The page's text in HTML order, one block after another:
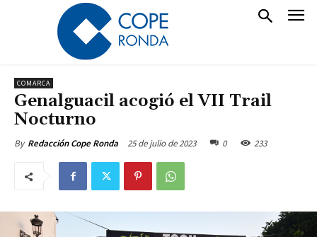
COMARCA
Genalguacil acogió el VII Trail
Nocturno
By Redacción Cope Ronda 25 de julio de 2023 0 233